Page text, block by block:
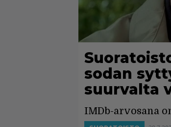
sodan
suurvalta
IMDb-arvosana